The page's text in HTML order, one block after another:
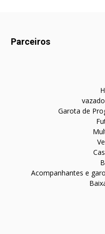
Parceiros
Garota de
Acompanhantes e